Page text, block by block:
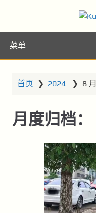
菜单
首页 ❯ 2024 ❯ 8 月
月度归档：